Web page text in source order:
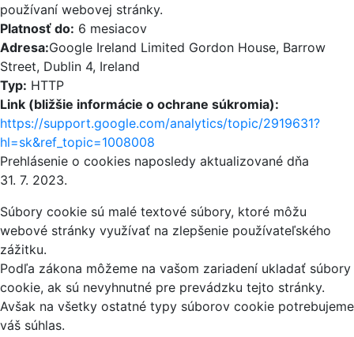
používaní webovej stránky.
Platnosť do: 6 mesiacov
Adresa:Google Ireland Limited Gordon House, Barrow
Street, Dublin 4, Ireland
Typ: HTTP
Link (bližšie informácie o ochrane súkromia):
https://support.google.com/analytics/topic/2919631?
hl=sk&ref_topic=1008008
Prehlásenie o cookies naposledy aktualizované dňa
31. 7. 2023.
Súbory cookie sú malé textové súbory, ktoré môžu
webové stránky využívať na zlepšenie používateľského
zážitku.
Podľa zákona môžeme na vašom zariadení ukladať súbory
cookie, ak sú nevyhnutné pre prevádzku tejto stránky.
Avšak na všetky ostatné typy súborov cookie potrebujeme
váš súhlas.